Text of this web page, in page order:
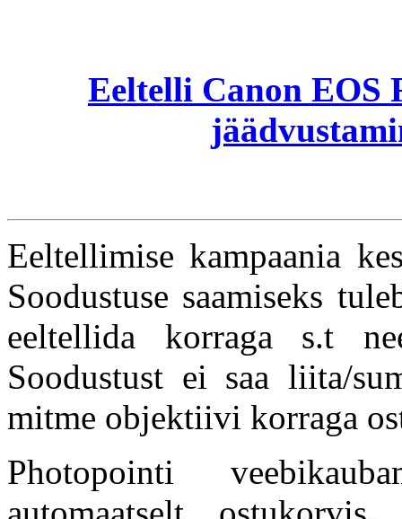
Eeltelli Canon EOS
Eeltellimise kampaania
Soodustuse saamiseks
eeltellida korraga s.t
Soodustust ei saa liita/
mitme objektiivi korraga
Photopointi